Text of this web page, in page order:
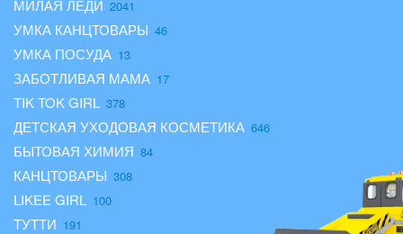
МИЛАЯ ЛЕДИ
УМКА КАНЦТОВАРЫ
УМКА ПОСУДА
ЗАБОТЛИВАЯ МАМА
TIK TOK GIRL
ДЕТСКАЯ УХОДОВАЯ КОСМЕТИКА
БЫТОВАЯ ХИМИЯ
КАНЦТОВАРЫ
LIKEE GIRL
ТУТТИ